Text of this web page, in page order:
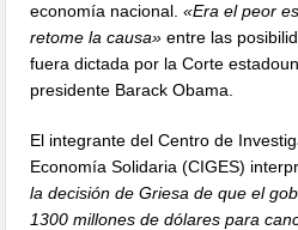
economía nacional.«Era el peor
retome la causa» entre las
fuera dictada por la Corte
presidente Barack Obama.
El integrante del Centro de
Economía Solidaria (CIGES)
la decisión de Griesa de que el
1300 millones de dólares para